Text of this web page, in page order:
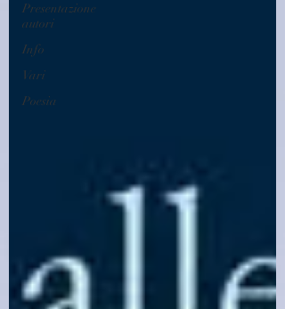
Presentazione
autori
Info
Vari
Poesia